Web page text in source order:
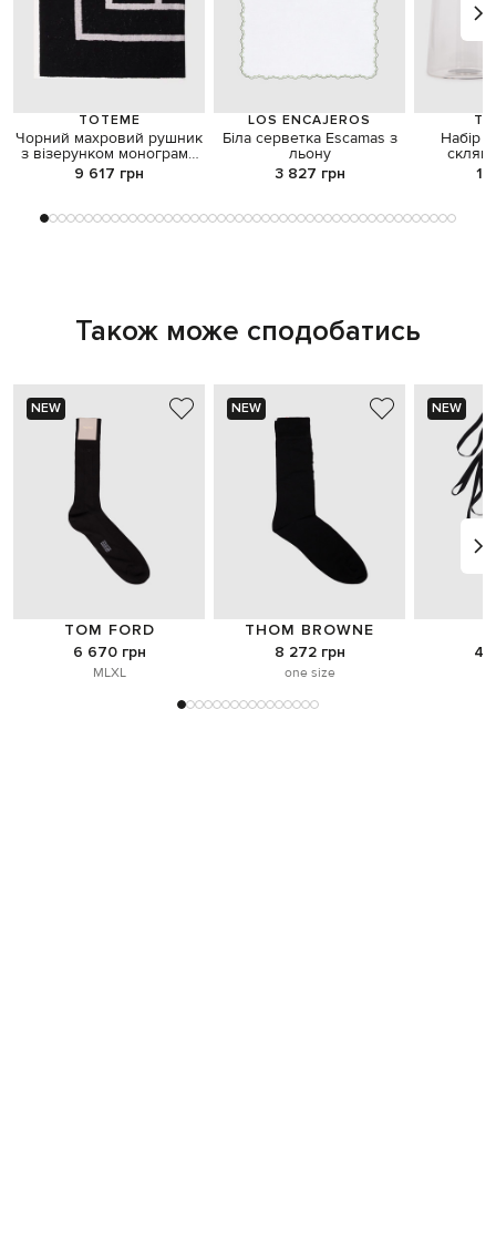
TOTEME
Чорний махровий рушник
з візерунком монограми
логотипа
9 617 грн
LOS ENCAJEROS
Біла серветка Escamas з
льону
3 827 грн
Набір
1
Також може сподобатись
NEW
TOM FORD
6 670 грн
MLXL
NEW
THOM BROWNE
8 272 грн
one size
NEW
4